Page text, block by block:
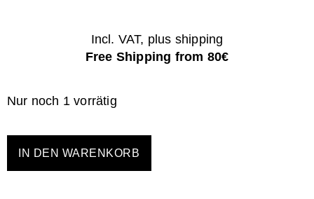
Incl. VAT, plus shipping
Free Shipping from 80€
Nur noch 1 vorrätig
IN DEN WARENKORB